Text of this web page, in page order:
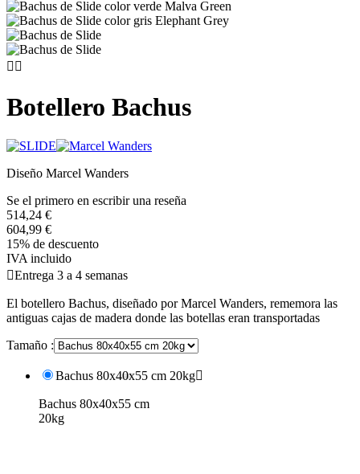
 
Botellero Bachus
Diseño Marcel Wanders
Se el primero en escribir una reseña
514,24 €
604,99 €
15% de descuento
IVA incluido
Entrega 3 a 4 semanas
El botellero Bachus, diseñado por Marcel Wanders, rememora las
antiguas cajas de madera donde las botellas eran transportadas
Tamaño :
Bachus 80x40x55 cm 20kg
Bachus 80x40x55 cm
20kg